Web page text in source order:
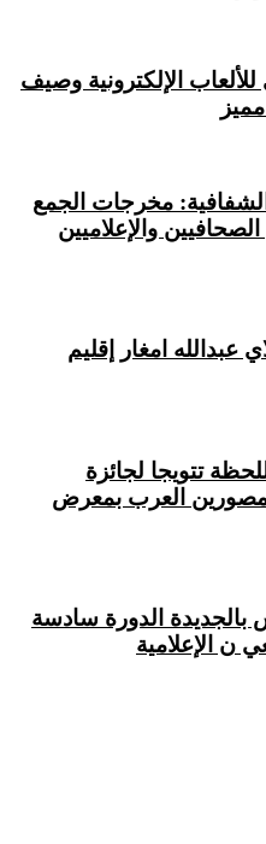
الإلكترونية وصيف
مخرجات الجمع
الصحافيين والإعلاميين
امغار إقليم
تتويجا لجائزة
المصورين العرب بمعرض
الدورة سادسة
الإعلامية